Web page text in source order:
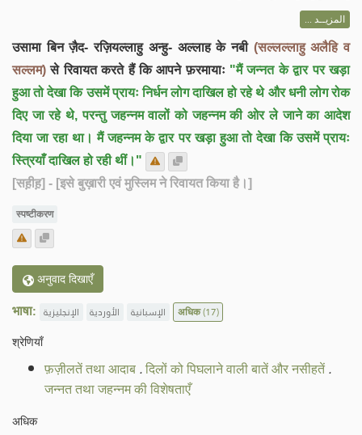
المزيــد ...
उसामा बिन ज़ैद- रज़ियल्लाहु अन्हु- अल्लाह के नबी (सल्लल्लाहु अलैहि व
सल्लम) से रिवायत करते हैं कि आपने फ़रमायाः "मैं जन्नत के द्वार पर खड़ा
हुआ तो देखा कि उसमें प्रायः निर्धन लोग दाखिल हो रहे थे और धनी लोग रोक
दिए जा रहे थे, परन्तु जहन्नम वालों को जहन्नम की ओर ले जाने का आदेश
दिया जा रहा था। मैं जहन्नम के द्वार पर खड़ा हुआ तो देखा कि उसमें प्रायः
स्त्रियाँ दाखिल हो रही थीं।"
[सह़ीह़] - [इसे बुख़ारी एवं मुस्लिम ने रिवायत किया है।]
स्पष्टीकरण
अनुवाद दिखाएँ
भाषा: الإنجليزية الأوردية الإسبانية अधिक(17)
श्रेणियाँ
फ़ज़ीलतें तथा आदाब.दिलों को पिघलाने वाली बातें और नसीहतें.
जन्नत तथा जहन्नम की विशेषताएँ
अधिक